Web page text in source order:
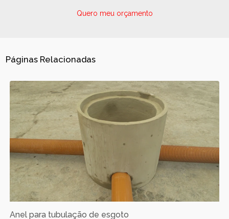
Quero meu orçamento
Páginas Relacionadas
Anel para tubulação de esgoto